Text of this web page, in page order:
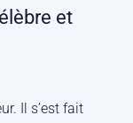
et
Il s’est fait